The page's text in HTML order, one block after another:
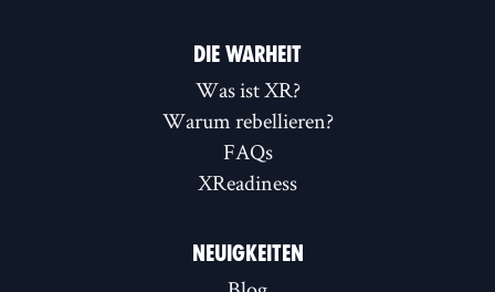
DIE WARHEIT
Was ist XR?
Warum rebellieren?
FAQs
XReadiness
NEUIGKEITEN